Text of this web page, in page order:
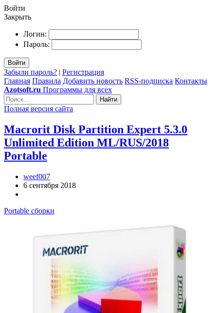
Войти
Закрыть
Логин:
Пароль:
Войти
Забыли пароль? | Регистрация
Главная Правила Добавить новость RSS-подписка Контакты
Azotsoft.ru Программы для всех
Найти
Полная версия сайта
Macrorit Disk Partition Expert 5.3.0
Unlimited Edition ML/RUS/2018
Portable
weef007
6 сентября 2018
Portable сборки